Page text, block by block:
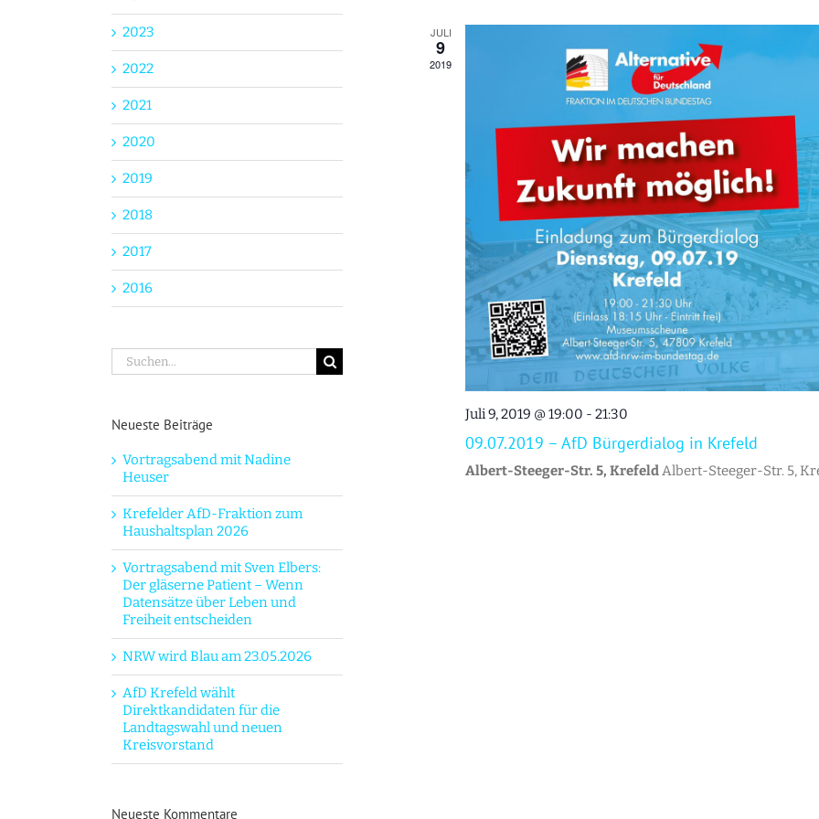
JULI
9
2019
Juli 9, 2019 @ 19:00 - 21:30
09.07.2019 – AfD Bürgerdialog in Krefeld
Albert-Steeger-Str. 5, KrefeldAlbert-Steeger-Str. 5,
2023
2022
2021
2020
2019
2018
2017
2016
Suche
nach:
Neueste Beiträge
Vortragsabend mit Nadine
Heuser
Krefelder AfD-Fraktion zum
Haushaltsplan 2026
Vortragsabend mit Sven Elbers:
Der gläserne Patient – Wenn
Datensätze über Leben und
Freiheit entscheiden
NRW wird Blau am 23.05.2026
AfD Krefeld wählt
Direktkandidaten für die
Landtagswahl und neuen
Kreisvorstand
Neueste Kommentare